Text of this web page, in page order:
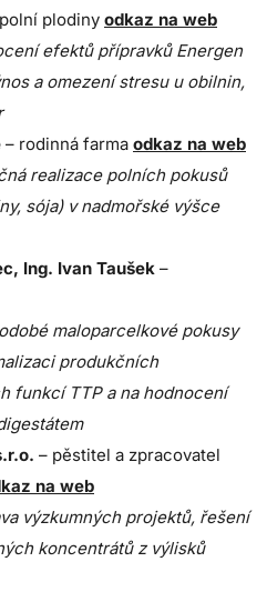
plodiny odkaz na web
efektů přípravků Energen
a omezení stresu u obilnin,
– rodinná farma odkaz na web
realizace polních pokusů
sója) v nadmořské výšce
Ing. Ivan Taušek –
maloparcelkové pokusy
produkčních
funkcí TTP a na hodnocení
– pěstitel a zpracovatel
na web
výzkumných projektů, řešení
koncentrátů z výlisků